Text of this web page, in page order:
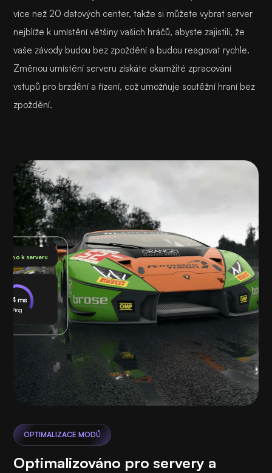
více než 20 datových center, takže si můžete vybrat server
nejblíže k umístění většiny vašich hráčů, abyste zajistili, že
vaše závody budou bez zpoždění a budou reagovat rychle.
Změnou umístění serveru získáte okamžité zpracování
vstupů pro brzdění a řízení, což umožňuje soutěžní hraní bez
zpoždění.
k serveru
24 ms
Ping
OPTIMALIZACE MODŮ
Optimalizováno pro servery a